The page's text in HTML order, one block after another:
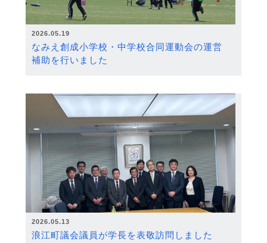
2026.05.19
なみえ創成小学校・中学校合同運動会の運営
補助を行いました
2026.05.13
浪江町議会議員が学長を表敬訪問しました